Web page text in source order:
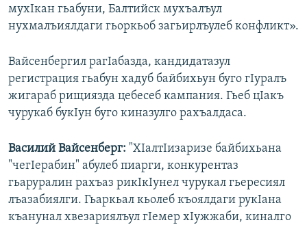
мухIкан гьабуни, Балтийск мухъалъул
нухмалъиялдаги гьоркьоб загьирлъулеб конфликт».
Вайсенбергил рагIабазда, кандидатазул
регистрация гьабун хадуб байбихьун буго гIуралъ
жигараб рищиязда цебесеб кампания. Гьеб цIакъ
чурукаб букIун буго киназулго рахъалдаса.
Василий Вайсенберг: "ХIалтIизаризе байбихьана
"чегIерабин" абулеб пиарги, конкурентаз
гьаруралин рахъаз рикIкIунел чурукал гьересиял
лъазабиялги. Гьаркьал кьолеб къоялдаги рукIана
къанунал хвезариялъул гIемер хIужжаби, киналго